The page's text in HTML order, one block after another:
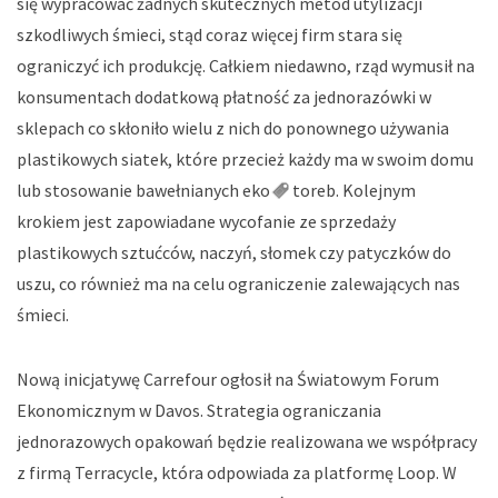
szkodliwych śmieci, stąd coraz więcej firm stara się
ograniczyć ich produkcję. Całkiem niedawno, rząd wymusił na
konsumentach dodatkową płatność za jednorazówki w
sklepach co skłoniło wielu z nich do ponownego używania
plastikowych siatek, które przecież każdy ma w swoim domu
lub stosowanie bawełnianych eko
toreb. Kolejnym
krokiem jest zapowiadane wycofanie ze sprzedaży
plastikowych sztućców, naczyń, słomek czy patyczków do
uszu, co również ma na celu ograniczenie zalewających nas
śmieci.
Nową inicjatywę Carrefour ogłosił na Światowym Forum
Ekonomicznym w Davos. Strategia ograniczania
jednorazowych opakowań będzie realizowana we współpracy
z firmą Terracycle, która odpowiada za platformę Loop. W